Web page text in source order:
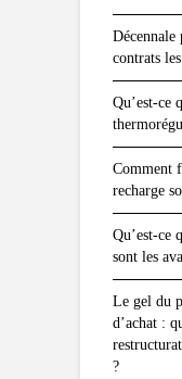
Décennale
contrats
Qu’est-ce
Comment
recharge
Qu’est-ce
sont les
Le gel du
d’achat :
?